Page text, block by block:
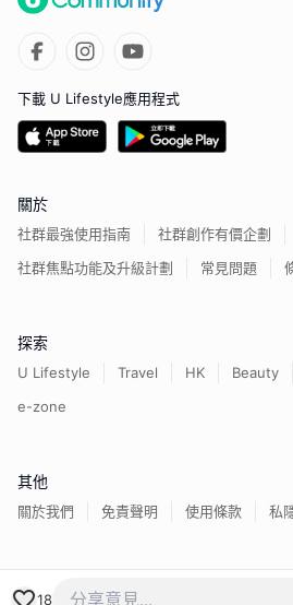
18
下載 U Lifestyle應用程式
關於
社群最強使用指南
社群創作有價企劃
社群焦點功能及升級計劃
常見問題
探索
U Lifestyle Travel HK Beauty
e-zone
其他
關於我們 免責聲明 使用條款 私
香港經濟日報版權所有©